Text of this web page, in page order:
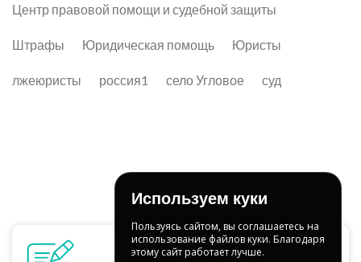
Центр правовой помощи и судебной защиты
Штрафы Юридическая помощь Юристы
лжеюристы россия1 село Угловое суд
Используем куки
Пользуясь сайтом, вы соглашаетесь на
использование файлов куки. Благодаря
этому сайт работает лучше.